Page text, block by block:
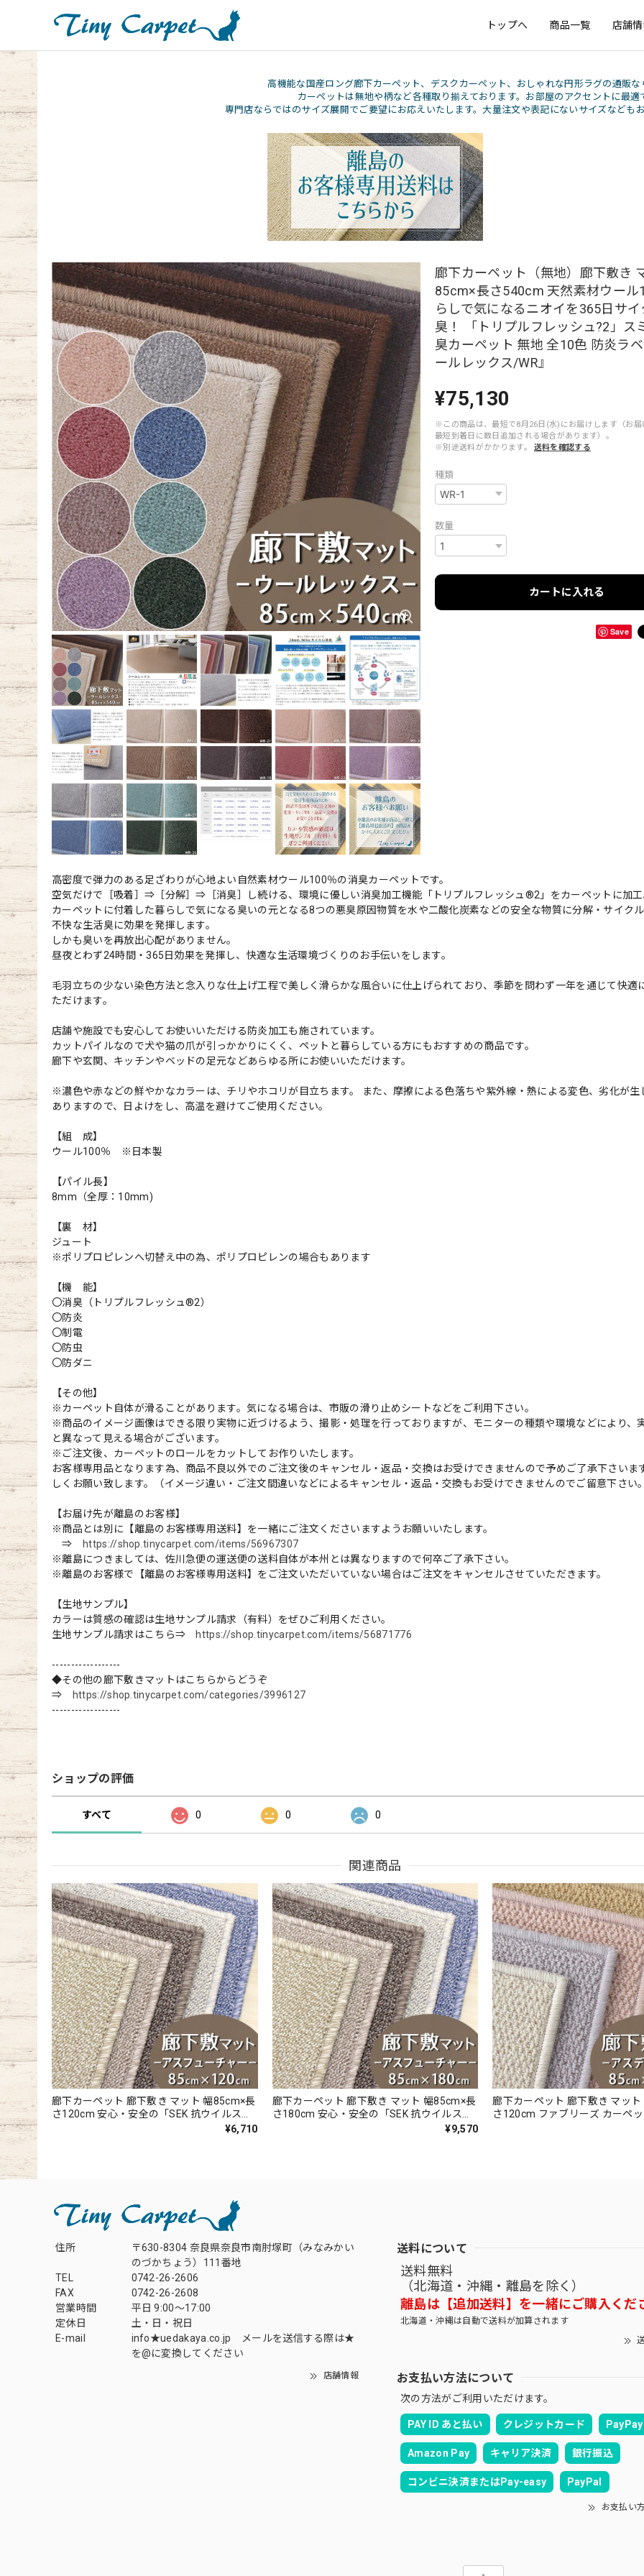
トップへ 商品一覧 店舗
高機能な国産ロング廊下カーペット、デスクカーペット、おしゃれな円形ラグの通販な
カーペットは無地や柄など各種取り揃えております。お部屋のアクセントに最
専門店ならではのサイズ展開でご要望にお応えいたします。大量注文や表記にないサイズなども
廊下カーペット（無地）廊下敷き
85cm×長さ540cm 天然素材ウール
らしで気になるニオイを365日サイ
臭！ 「トリプルフレッシュ?2」ス
臭カーペット 無地 全10色 防炎ラ
ールレックス/WR』
¥75,130
※この商品は、最短で8月26日(水)にお届けします（お届
最短到着日に数日追加される場合があります）。
※別途送料がかかります。
送料を確認する
種類
数量
カートに入れる
Save
高密度で弾力のある足ざわりが心地よい自然素材ウール100％の消臭カーペットです。
空気だけで［吸着］⇒［分解］⇒［消臭］し続ける、環境に優しい消臭加工機能「トリプルフレッシュ®2」をカーペットに加
カーペットに付着した暮らしで気になる臭いの元となる8つの悪臭原因物質を水や二酸化炭素などの安全な物質に分解・サイク
不快な生活臭に効果を発揮します。
しかも臭いを再放出心配がありません。
昼夜とわず24時間・365日効果を発揮し、快適な生活環境づくりのお手伝いをします。
毛羽立ちの少ない染色方法と念入りな仕上げ工程で美しく滑らかな風合いに仕上げられており、季節を問わず一年を通じて快適
ただけます。
店舗や施設でも安心してお使いいただける防炎加工も施されています。
カットパイルなので犬や猫の爪が引っかかりにくく、ペットと暮らしている方にもおすすめの商品です。
廊下や玄関、キッチンやベッドの足元などあらゆる所にお使いいただけます。
※濃色や赤などの鮮やかなカラーは、チリやホコリが目立ちます。 また、摩擦による色落ちや紫外線・熱による変色、劣化が生
ありますので、日よけをし、高温を避けてご使用ください。
【組 成】
ウール100％ ※日本製
【パイル長】
8mm（全厚：10mm)
【裏 材】
ジュート
※ポリプロピレンへ切替え中の為、ポリプロピレンの場合もあります
【機 能】
〇消臭（トリプルフレッシュ®2）
〇防炎
〇制電
〇防虫
〇防ダニ
【その他】
※カーペット自体が滑ることがあります。気になる場合は、市販の滑り止めシートなどをご利用下さい。
※商品のイメージ画像はできる限り実物に近づけるよう、撮影・処理を行っておりますが、モニターの種類や環境などにより、
と異なって見える場合がございます。
※ご注文後、カーペットのロールをカットしてお作りいたします。
お客様専用品となります為、商品不良以外でのご注文後のキャンセル・返品・交換はお受けできませんので予めご了承下さいま
しくお願い致します。（イメージ違い・ご注文間違いなどによるキャンセル・返品・交換もお受けできませんのでご留意下さい
【お届け先が離島のお客様】
※商品とは別に【離島のお客様専用送料】を一緒にご注文くださいますようお願いいたします。
⇒
https://shop.tinycarpet.com/items/56967307
※離島につきましては、佐川急便の運送便の送料自体が本州とは異なりますので何卒ご了承下さい。
※離島のお客様で【離島のお客様専用送料】をご注文いただいていない場合はご注文をキャンセルさせていただきます。
【生地サンプル】
カラーは質感の確認は生地サンプル請求（有料）をぜひご利用ください。
生地サンプル請求はこちら⇒ https://shop.tinycarpet.com/items/56871776
------------------
◆その他の廊下敷きマットはこちらからどうぞ
⇒
https://shop.tinycarpet.com/categories/3996127
------------------
ショップの評価
すべて 0 0 0
関連商品
廊下カーペット 廊下敷き マット 幅85cm×長
さ120cm 安心・安全の「SEK 抗ウイルス加
工」+「SEK 制菌加工」雰囲気のある杢調 無
¥6,710
廊下カーペット 廊下敷き マット 幅85cm×長
さ180cm 安心・安全の「SEK 抗ウイルス加
工」+「SEK 制菌加工」雰囲気のある杢調 無
¥9,570
廊下カーペット 廊下敷き マッ
さ120cm ファブリーズ カーペ
住所
〒630-8304 奈良県奈良市南肘塚町（みなみかい
のづかちょう）111番地
TEL
0742-26-2606
FAX
0742-26-2608
営業時間
平日 9:00～17:00
定休日
土・日・祝日
E-mail
info★uedakaya.co.jp メールを送信する際は★
を@に変換してください
店舗情報
送料について
送料無料
（北海道・沖縄・離島を除く）
離島は【追加送料】を一緒にご購入くだ
北海道・沖縄は自動で送料が加算されます
お支払い方法について
次の方法がご利用いただけます。
PAY ID あと払い クレジットカード PayPay
Amazon Pay キャリア決済 銀行振込
コンビニ決済またはPay-easy PayPal
お支払い